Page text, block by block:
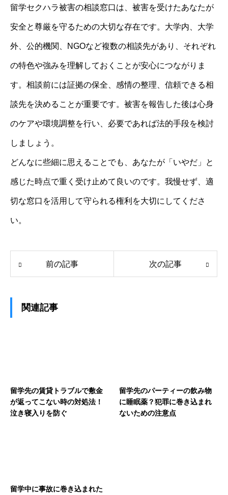
留学セクハラ被害の相談窓口は、被害を受けたあなたが
安全と尊厳を守るための大切な存在です。大学内、大学
外、公的機関、NGOなど複数の相談先があり、それぞれ
の特色や強みを理解しておくことが安心につながりま
す。相談前には証拠の保全、感情の整理、信頼できる相
談先を決めることが重要です。被害を報告した後は心身
のケアや環境調整を行い、必要であれば法的手段を検討
しましょう。
どんなに些細に思えることでも、あなたが「いやだ」と
感じた時点で重く受け止めて良いのです。我慢せず、適
切な窓口を活用して守られる権利を大切にしてくださ
い。
前の記事 次の記事
関連記事
留学先の賃貸トラブルで敷金
が返ってこない時の対処法！
泣き寝入りを防ぐ
留学先のパーティーの飲み物
に睡眠薬？犯罪に巻き込まれ
ないための注意点
留学中に事故に巻き込まれた